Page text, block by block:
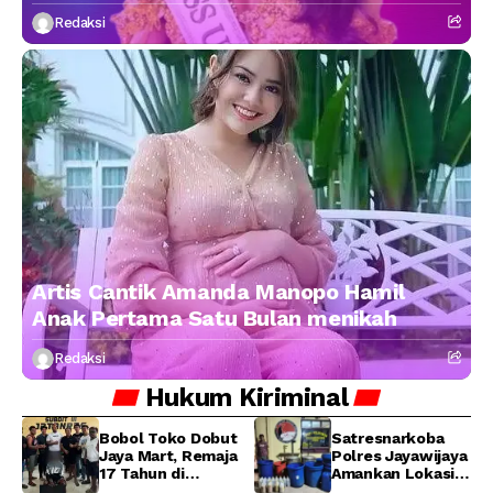
Redaksi
Artis Cantik Amanda Manopo Hamil
Anak Pertama Satu Bulan menikah
Redaksi
Hukum Kiriminal
Bobol Toko Dobut
Jaya Mart, Remaja
17 Tahun di
Satresnarkoba
Polres Jayawijaya
Amankan Lokasi